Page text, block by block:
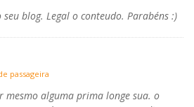
blog. Legal o conteudo. Parabéns :)
passageira
mesmo alguma prima longe sua. o